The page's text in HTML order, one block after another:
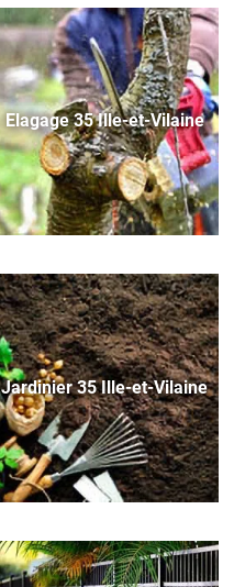
Elagage 35 Ille-et-Vilaine
Jardinier 35 Ille-et-Vilaine